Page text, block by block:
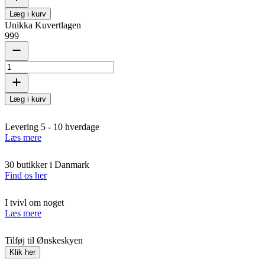
Læg i kurv
Unikka Kuvertlagen
999
Læg i kurv
Levering 5 - 10 hverdage
Læs mere
30 butikker i Danmark
Find os her
I tvivl om noget
Læs mere
Tilføj til Ønskeskyen
Klik her